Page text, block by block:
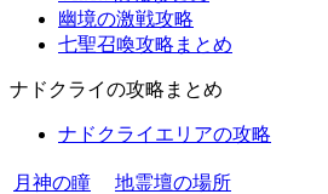
幽境の激戦攻略
七聖召喚攻略まとめ
ナドクライの攻略まとめ
ナドクライエリアの攻略
月神の瞳
地霊壇の場所